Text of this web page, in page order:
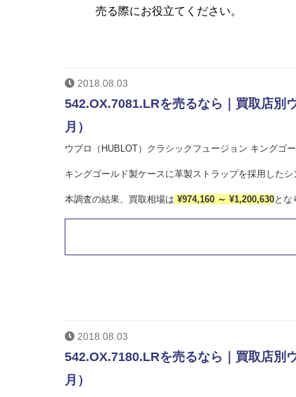
売る際にお役立てください。
2018.08.03
542.OX.7081.LRを売るなら｜買取店別
月）
ウブロ（HUBLOT）クラシックフュージョン キングゴ
キングゴールド製ケースに革製ストラップを採用した
本調査の結果、買取相場は ¥974,160 ～ ¥1,200,630とな
2018.08.03
542.OX.7180.LRを売るなら｜買取店別
月）